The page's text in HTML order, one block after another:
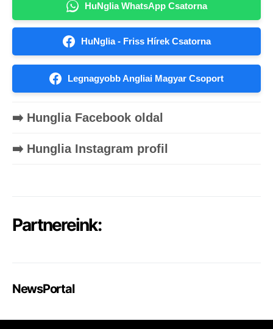
HuNglia WhatsApp Csatorna
HuNglia - Friss Hírek Csatorna
Legnagyobb Angliai Magyar Csoport
➡️ Hunglia Facebook oldal
➡️ Hunglia Instagram profil
Partnereink:
NewsPortal